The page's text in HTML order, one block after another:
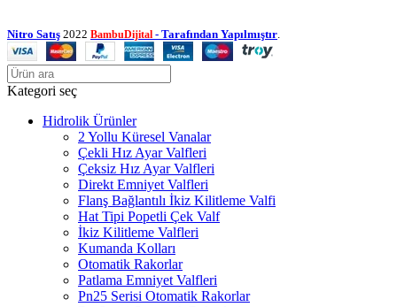
Nitro Satış 2022 BambuDijital - Tarafından Yapılmıştır
Kategori seç
Hidrolik Ürünler
2 Yollu Küresel Vanalar
Çekli Hız Ayar Valfleri
Çeksiz Hız Ayar Valfleri
Direkt Emniyet Valfleri
Flanş Bağlantılı İkiz Kilitleme Valfi
Hat Tipi Popetli Çek Valf
İkiz Kilitleme Valfleri
Kumanda Kolları
Otomatik Rakorlar
Patlama Emniyet Valfleri
Pn25 Serisi Otomatik Rakorlar